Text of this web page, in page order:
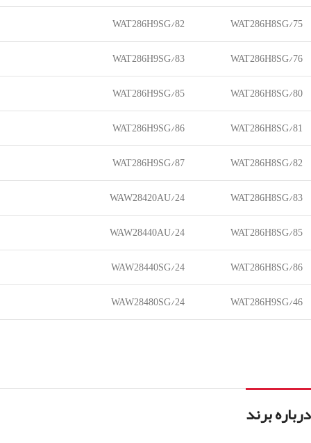
WAT286H8SG/75
WAT286H9SG/82
WAT286H8SG/76
WAT286H9SG/83
WAT286H8SG/80
WAT286H9SG/85
WAT286H8SG/81
WAT286H9SG/86
WAT286H8SG/82
WAT286H9SG/87
WAT286H8SG/83
WAW28420AU/24
WAT286H8SG/85
WAW28440AU/24
WAT286H8SG/86
WAW28440SG/24
WAT286H9SG/46
WAW28480SG/24
درباره برند